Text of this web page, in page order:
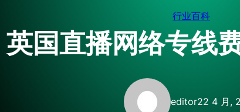
行业百科
英国直播网络专线
editor22 4 月,